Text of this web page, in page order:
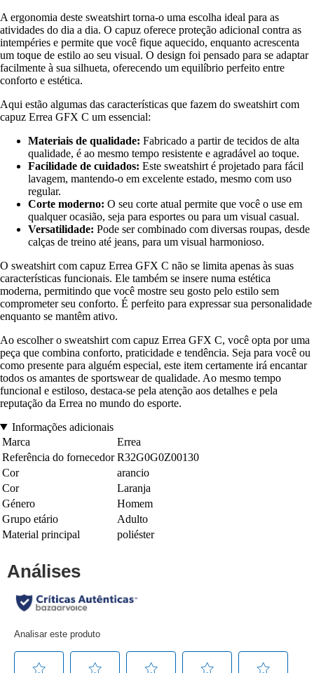
A ergonomia deste sweatshirt torna-o uma escolha ideal para as
atividades do dia a dia. O capuz oferece proteção adicional contra as
intempéries e permite que você fique aquecido, enquanto acrescenta
um toque de estilo ao seu visual. O design foi pensado para se adaptar
facilmente à sua silhueta, oferecendo um equilíbrio perfeito entre
conforto e estética.
Aqui estão algumas das características que fazem do sweatshirt com
capuz Errea GFX C um essencial:
Materiais de qualidade: Fabricado a partir de tecidos de alta
qualidade, é ao mesmo tempo resistente e agradável ao toque.
Facilidade de cuidados: Este sweatshirt é projetado para fácil
lavagem, mantendo-o em excelente estado, mesmo com uso
regular.
Corte moderno: O seu corte atual permite que você o use em
qualquer ocasião, seja para esportes ou para um visual casual.
Versatilidade: Pode ser combinado com diversas roupas, desde
calças de treino até jeans, para um visual harmonioso.
O sweatshirt com capuz Errea GFX C não se limita apenas às suas
características funcionais. Ele também se insere numa estética
moderna, permitindo que você mostre seu gosto pelo estilo sem
comprometer seu conforto. É perfeito para expressar sua personalidade
enquanto se mantêm ativo.
Ao escolher o sweatshirt com capuz Errea GFX C, você opta por uma
peça que combina conforto, praticidade e tendência. Seja para você ou
como presente para alguém especial, este item certamente irá encantar
todos os amantes de sportswear de qualidade. Ao mesmo tempo
funcional e estiloso, destaca-se pela atenção aos detalhes e pela
reputação da Errea no mundo do esporte.
Informações adicionais
Marca
Errea
Referência do fornecedor R32G0G0Z00130
Cor
arancio
Cor
Laranja
Género
Homem
Grupo etário
Adulto
Material principal
poliéster